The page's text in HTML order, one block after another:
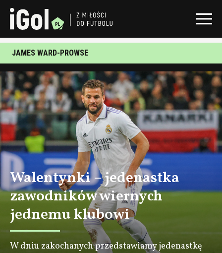
JAMES WARD-PROWSE
Walentynki – jedenastka
zawodników wiernych
jednemu klubowi
W dniu zakochanych przedstawiamy jedenastkę